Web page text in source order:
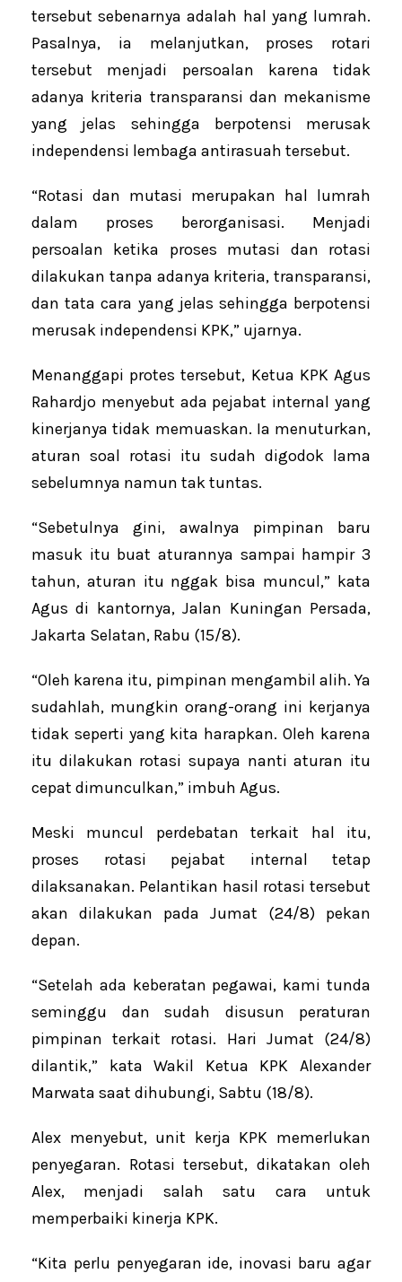
tersebut sebenarnya adalah hal yang lumrah.
Pasalnya, ia melanjutkan, proses rotari
tersebut menjadi persoalan karena tidak
adanya kriteria transparansi dan mekanisme
yang jelas sehingga berpotensi merusak
independensi lembaga antirasuah tersebut.
“Rotasi dan mutasi merupakan hal lumrah
dalam proses berorganisasi. Menjadi
persoalan ketika proses mutasi dan rotasi
dilakukan tanpa adanya kriteria, transparansi,
dan tata cara yang jelas sehingga berpotensi
merusak independensi KPK,” ujarnya.
Menanggapi protes tersebut, Ketua KPK Agus
Rahardjo menyebut ada pejabat internal yang
kinerjanya tidak memuaskan. Ia menuturkan,
aturan soal rotasi itu sudah digodok lama
sebelumnya namun tak tuntas.
“Sebetulnya gini, awalnya pimpinan baru
masuk itu buat aturannya sampai hampir 3
tahun, aturan itu nggak bisa muncul,” kata
Agus di kantornya, Jalan Kuningan Persada,
Jakarta Selatan, Rabu (15/8).
“Oleh karena itu, pimpinan mengambil alih. Ya
sudahlah, mungkin orang-orang ini kerjanya
tidak seperti yang kita harapkan. Oleh karena
itu dilakukan rotasi supaya nanti aturan itu
cepat dimunculkan,” imbuh Agus.
Meski muncul perdebatan terkait hal itu,
proses rotasi pejabat internal tetap
dilaksanakan. Pelantikan hasil rotasi tersebut
akan dilakukan pada Jumat (24/8) pekan
depan.
“Setelah ada keberatan pegawai, kami tunda
seminggu dan sudah disusun peraturan
pimpinan terkait rotasi. Hari Jumat (24/8)
dilantik,” kata Wakil Ketua KPK Alexander
Marwata saat dihubungi, Sabtu (18/8).
Alex menyebut, unit kerja KPK memerlukan
penyegaran. Rotasi tersebut, dikatakan oleh
Alex, menjadi salah satu cara untuk
memperbaiki kinerja KPK.
“Kita perlu penyegaran ide, inovasi baru agar